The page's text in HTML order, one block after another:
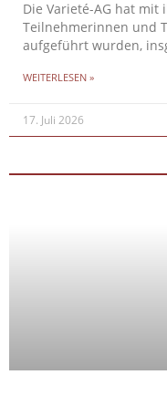
Die Varieté-AG hat
Teilnehmerinnen und
aufgeführt wurden,
WEITERLESEN »
17. Juli 2026